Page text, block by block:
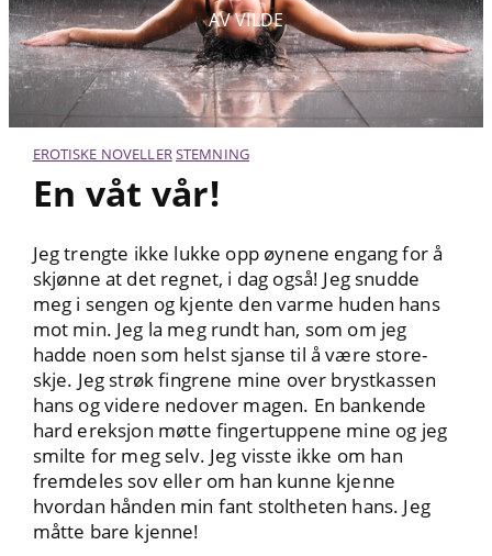
AV VILDE
EROTISKE NOVELLERSTEMNING
En våt vår!
Jeg trengte ikke lukke opp øynene engang for å
skjønne at det regnet, i dag også! Jeg snudde
meg i sengen og kjente den varme huden hans
mot min. Jeg la meg rundt han, som om jeg
hadde noen som helst sjanse til å være store-
skje. Jeg strøk fingrene mine over brystkassen
hans og videre nedover magen. En bankende
hard ereksjon møtte fingertuppene mine og jeg
smilte for meg selv. Jeg visste ikke om han
fremdeles sov eller om han kunne kjenne
hvordan hånden min fant stoltheten hans. Jeg
måtte bare kjenne!